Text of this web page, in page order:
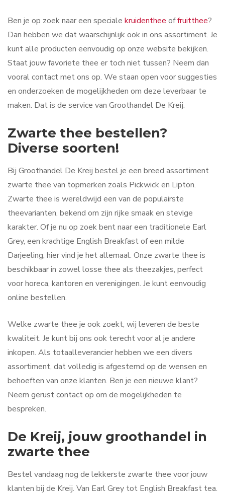
Ben je op zoek naar een speciale kruidenthee offruitthee?
Dan hebben we dat waarschijnlijk ook in ons assortiment. Je
kunt alle producten eenvoudig op onze website bekijken.
Staat jouw favoriete thee er toch niet tussen? Neem dan
vooral contact met ons op. We staan open voor suggesties
en onderzoeken de mogelijkheden om deze leverbaar te
maken. Dat is de service van Groothandel De Kreij.
Zwarte thee bestellen?
Diverse soorten!
Bij Groothandel De Kreij bestel je een breed assortiment
zwarte thee van topmerken zoals Pickwick en Lipton.
Zwarte thee is wereldwijd een van de populairste
theevarianten, bekend om zijn rijke smaak en stevige
karakter. Of je nu op zoek bent naar een traditionele Earl
Grey, een krachtige English Breakfast of een milde
Darjeeling, hier vind je het allemaal. Onze zwarte thee is
beschikbaar in zowel losse thee als theezakjes, perfect
voor horeca, kantoren en verenigingen. Je kunt eenvoudig
online bestellen.
Welke zwarte thee je ook zoekt, wij leveren de beste
kwaliteit. Je kunt bij ons ook terecht voor al je andere
inkopen. Als totaalleverancier hebben we een divers
assortiment, dat volledig is afgestemd op de wensen en
behoeften van onze klanten. Ben je een nieuwe klant?
Neem gerust contact op om de mogelijkheden te
bespreken.
De Kreij, jouw groothandel in
zwarte thee
Bestel vandaag nog de lekkerste zwarte thee voor jouw
klanten bij de Kreij. Van Earl Grey tot English Breakfast tea.